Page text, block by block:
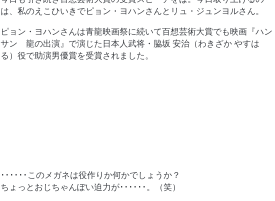
は、私のえこひいきでピョン・ヨハンさんとリュ・ジュンヨルさん。
ピョン・ヨハンさんは青龍映画祭に続いて百想芸術大賞でも映画『ハン
サン 龍の出演』で演じた日本人武将・脇坂 安治（わきざか やすは
る）役で助演男優賞を受賞されました。
･･････このメガネは役作りか何かでしょうか？
ちょっとおじちゃんぽい迫力が･･････。（笑）